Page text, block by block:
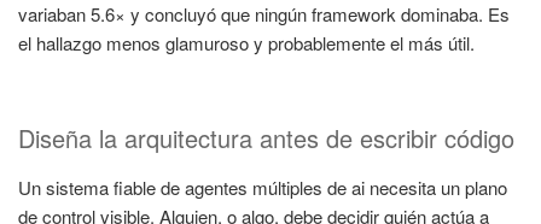
variaban 5.6× y concluyó que ningún framework dominaba. Es
el hallazgo menos glamuroso y probablemente el más útil.
Diseña la arquitectura antes de escribir código
Un sistema fiable de agentes múltiples de ai necesita un plano
de control visible. Alguien, o algo, debe decidir quién actúa a